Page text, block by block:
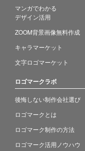
マンガでわかる
デザイン活用
ZOOM背景画像無料作成
キャラマーケット
文字ロゴマーケット
ロゴマークラボ
後悔しない制作会社選び
ロゴマークとは
ロゴマーク制作の方法
ロゴマーク活用ノウハウ